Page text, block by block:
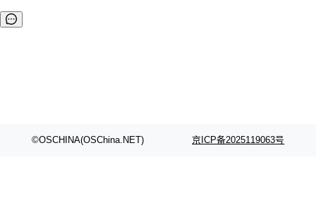
©OSCHINA(OSChina.NET) 京ICP备2025119063号